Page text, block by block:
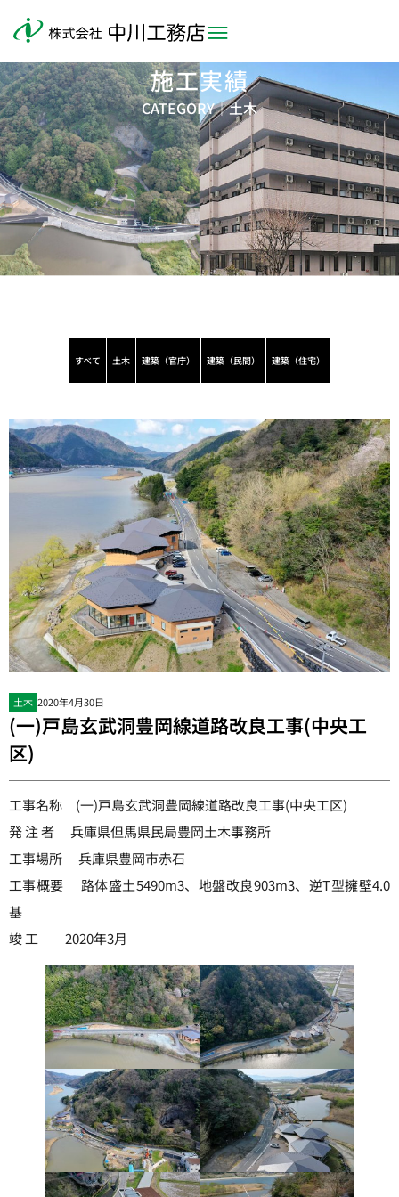
施工実績
CATEGORY｜土木
すべて 土木 建築（官庁） 建築（民間） 建築（住宅）
土木 2020年4月30日
(一)戸島玄武洞豊岡線道路改良工事(中央工
区)
工事名称 (一)戸島玄武洞豊岡線道路改良工事(中央工区)
発 注 者 兵庫県但馬県民局豊岡土木事務所
工事場所 兵庫県豊岡市赤石
工事概要 路体盛土5490m3、地盤改良903m3、逆T型擁壁4.0
基
竣 工 2020年3月